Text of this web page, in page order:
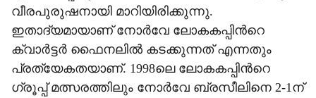
വീരപുരുഷനായി മാറിയിരിക്കുന്നു.
ഇതാദ്യമായാണ് നോർവേ ലോകകപ്പിന്‍റെ
ക്വാർട്ടർ ഫൈനലിൽ കടക്കുന്നത് എന്നതും
പ്രത്യേകതയാണ്. 1998ലെ ലോകകപ്പിന്‍റെ
ഗ്രൂപ്പ് മത്സരത്തിലും നോർവേ ബ്രസീലിനെ 2-1ന്